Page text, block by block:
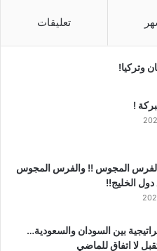
تعليقات
وتركيا!
!
الفرس المجوس !! والفرس المجوس
الخليج!!
بين السودان والسعودية…
لا اتفاق للماضي